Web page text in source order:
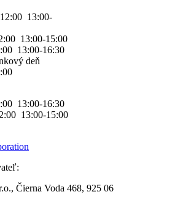
13:00-
13:00-15:00
13:00-16:30
deň
13:00-16:30
13:00-15:00
Čierna Voda 468, 925 06